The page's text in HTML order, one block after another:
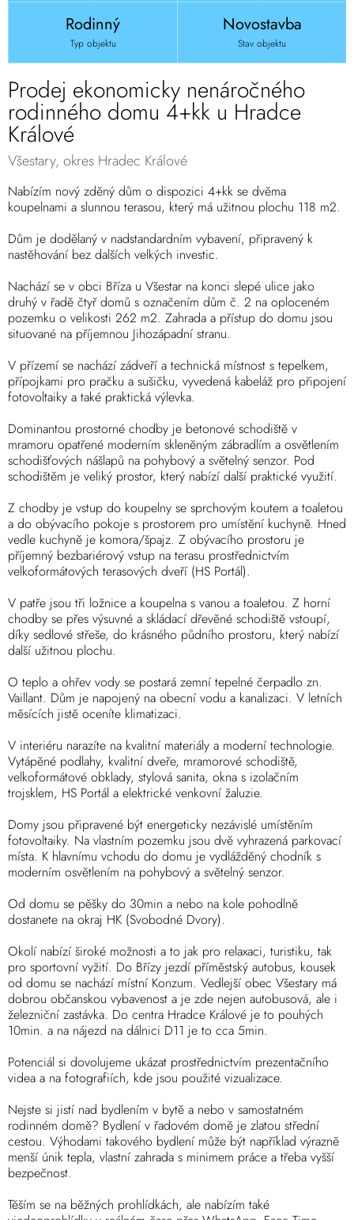
Rodinný
Typ objektu
Novostavba
Stav objektu
Prodej ekonomicky nenáročného
rodinného domu 4+kk u Hradce
Králové
Všestary, okres Hradec Králové
Nabízím nový zděný dům o dispozici 4+kk se dvěma
koupelnami a slunnou terasou, který má užitnou plochu 118 m2.
Dům je dodělaný v nadstandardním vybavení, připravený k
nastěhování bez dalších velkých investic.
Nachází se v obci Bříza u Všestar na konci slepé ulice jako
druhý v řadě čtyř domů s označením dům č. 2 na oploceném
pozemku o velikosti 262 m2. Zahrada a přístup do domu jsou
situované na příjemnou Jihozápadní stranu.
V přízemí se nachází zádveří a technická místnost s tepelkem,
přípojkami pro pračku a sušičku, vyvedená kabeláž pro připojení
fotovoltaiky a také praktická výlevka.
Dominantou prostorné chodby je betonové schodiště v
mramoru opatřené moderním skleněným zábradlím a osvětlením
schodišťových nášlapů na pohybový a světelný senzor. Pod
schodištěm je veliký prostor, který nabízí další praktické využití.
Z chodby je vstup do koupelny se sprchovým koutem a toaletou
a do obývacího pokoje s prostorem pro umístění kuchyně. Hned
vedle kuchyně je komora/špajz. Z obývacího prostoru je
příjemný bezbariérový vstup na terasu prostřednictvím
velkoformátových terasových dveří (HS Portál).
V patře jsou tři ložnice a koupelna s vanou a toaletou. Z horní
chodby se přes výsuvné a skládací dřevěné schodiště vstoupí,
díky sedlové střeše, do krásného půdního prostoru, který nabízí
další užitnou plochu.
O teplo a ohřev vody se postará zemní tepelné čerpadlo zn.
Vaillant. Dům je napojený na obecní vodu a kanalizaci. V letních
měsících jistě oceníte klimatizaci.
V interiéru narazíte na kvalitní materiály a moderní technologie.
Vytápěné podlahy, kvalitní dveře, mramorové schodiště,
velkoformátové obklady, stylová sanita, okna s izolačním
trojsklem, HS Portál a elektrické venkovní žaluzie.
Domy jsou připravené být energeticky nezávislé umístěním
fotovoltaiky. Na vlastním pozemku jsou dvě vyhrazená parkovací
místa. K hlavnímu vchodu do domu je vydlážděný chodník s
moderním osvětlením na pohybový a světelný senzor.
Od domu se pěšky do 30min a nebo na kole pohodlně
dostanete na okraj HK (Svobodné Dvory).
Okolí nabízí široké možnosti a to jak pro relaxaci, turistiku, tak
pro sportovní vyžití. Do Břízy jezdí příměstský autobus, kousek
od domu se nachází místní Konzum. Vedlejší obec Všestary má
dobrou občanskou vybavenost a je zde nejen autobusová, ale i
železniční zastávka. Do centra Hradce Králové je to pouhých
10min. a na nájezd na dálnici D11 je to cca 5min.
Potenciál si dovolujeme ukázat prostřednictvím prezentačního
videa a na fotografiích, kde jsou použité vizualizace.
Nejste si jistí nad bydlením v bytě a nebo v samostatném
rodinném domě? Bydlení v řadovém domě je zlatou střední
cestou. Výhodami takového bydlení může být například výrazně
menší únik tepla, vlastní zahrada s minimem práce a třeba vyšší
bezpečnost.
Těším se na běžných prohlídkách, ale nabízím také